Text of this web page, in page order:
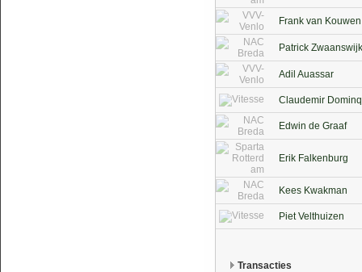
Frank van Kouwen
Patrick Zwaanswijk
Adil Auassar
Claudemir
Edwin de Graaf
Erik Falkenburg
Kees Kwakman
Piet Velthuizen
Transacties